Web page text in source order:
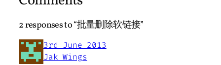
2 responses to “批量删除软链接”
3rd June 2013
Jak Wings